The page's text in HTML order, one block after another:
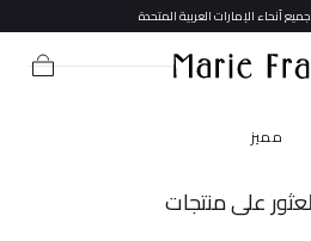
الإمارات العربية المتحدة
مميز
على منتجات